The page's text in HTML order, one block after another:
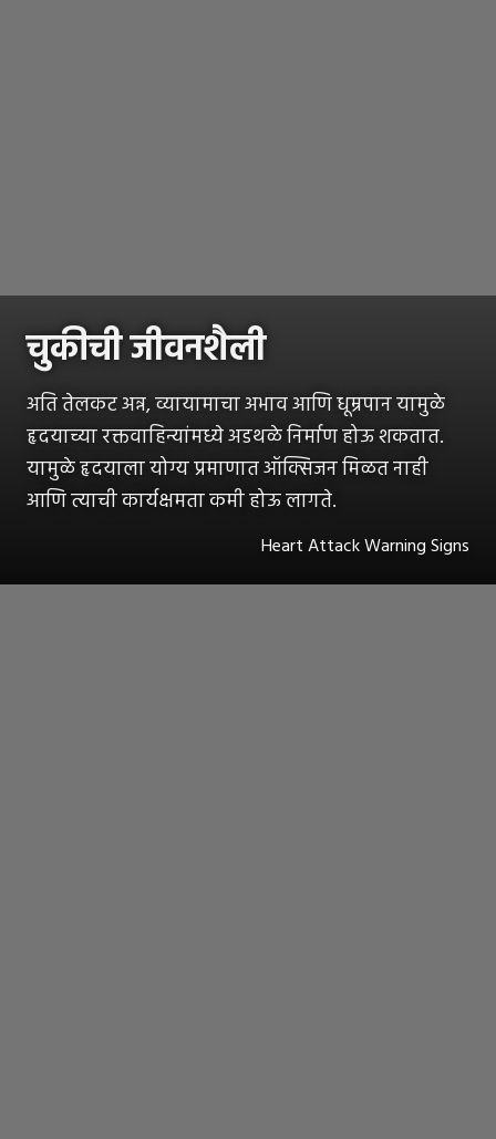
चुकीची जीवनशैली
अति तेलकट अन्न, व्यायामाचा अभाव आणि धूम्रपान यामुळे
हृदयाच्या रक्तवाहिन्यांमध्ये अडथळे निर्माण होऊ शकतात.
यामुळे हृदयाला योग्य प्रमाणात ऑक्सिजन मिळत नाही
आणि त्याची कार्यक्षमता कमी होऊ लागते.
Heart Attack Warning Signs